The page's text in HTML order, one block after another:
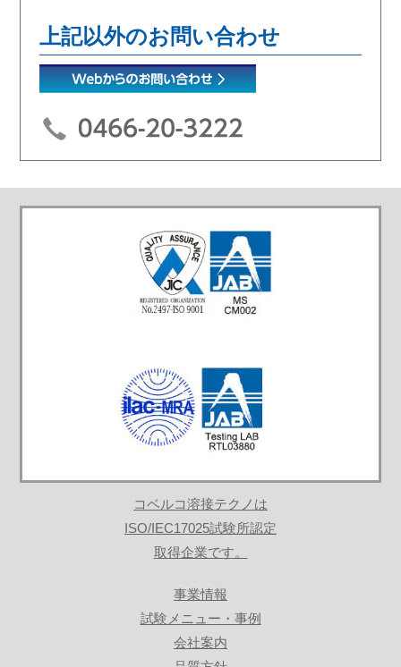
上記以外のお問い合わせ
コベルコ溶接テクノは
ISO/IEC17025試験所認定
取得企業です。
事業情報
試験メニュー・事例
会社案内